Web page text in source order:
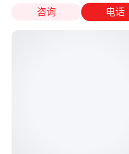
咨询 电话